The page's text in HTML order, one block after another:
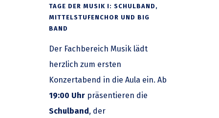
TAGE DER MUSIK I: SCHULBAND,
MITTELSTUFENCHOR UND BIG
BAND
Der Fachbereich Musik lädt
herzlich zum ersten
Konzertabend in die Aula ein. Ab
19:00 Uhr präsentieren die
Schulband, der